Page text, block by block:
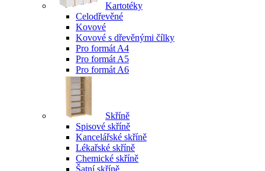
Kartotéky
Celodřevěné
Kovové
Kovové s dřevěnými čílky
Pro formát A4
Pro formát A5
Pro formát A6
Skříně
Spisové skříně
Kancelářské skříně
Lékařské skříně
Chemické skříně
Šatní skříně